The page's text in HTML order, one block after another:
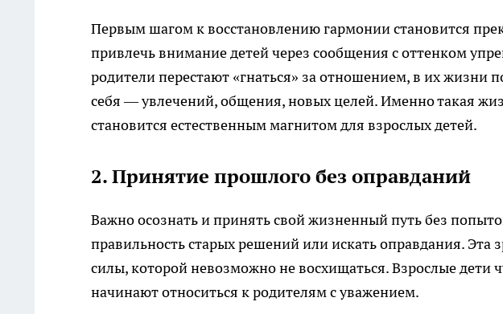
Первым шагом к восстановлению гармонии становится
привлечь внимание детей через сообщения с оттенком
родители перестают «гнаться» за отношением, в их жизни
себя — увлечений, общения, новых целей. Именно такая
становится естественным магнитом для взрослых детей.
2. Принятие прошлого без оправданий
Важно осознать и принять свой жизненный путь без
правильность старых решений или искать оправдания. Эта
силы, которой невозможно не восхищаться. Взрослые дети
начинают относиться к родителям с уважением.